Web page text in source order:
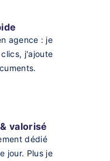
agence : je
j'ajoute
valorisé
dédié
jour. Plus je